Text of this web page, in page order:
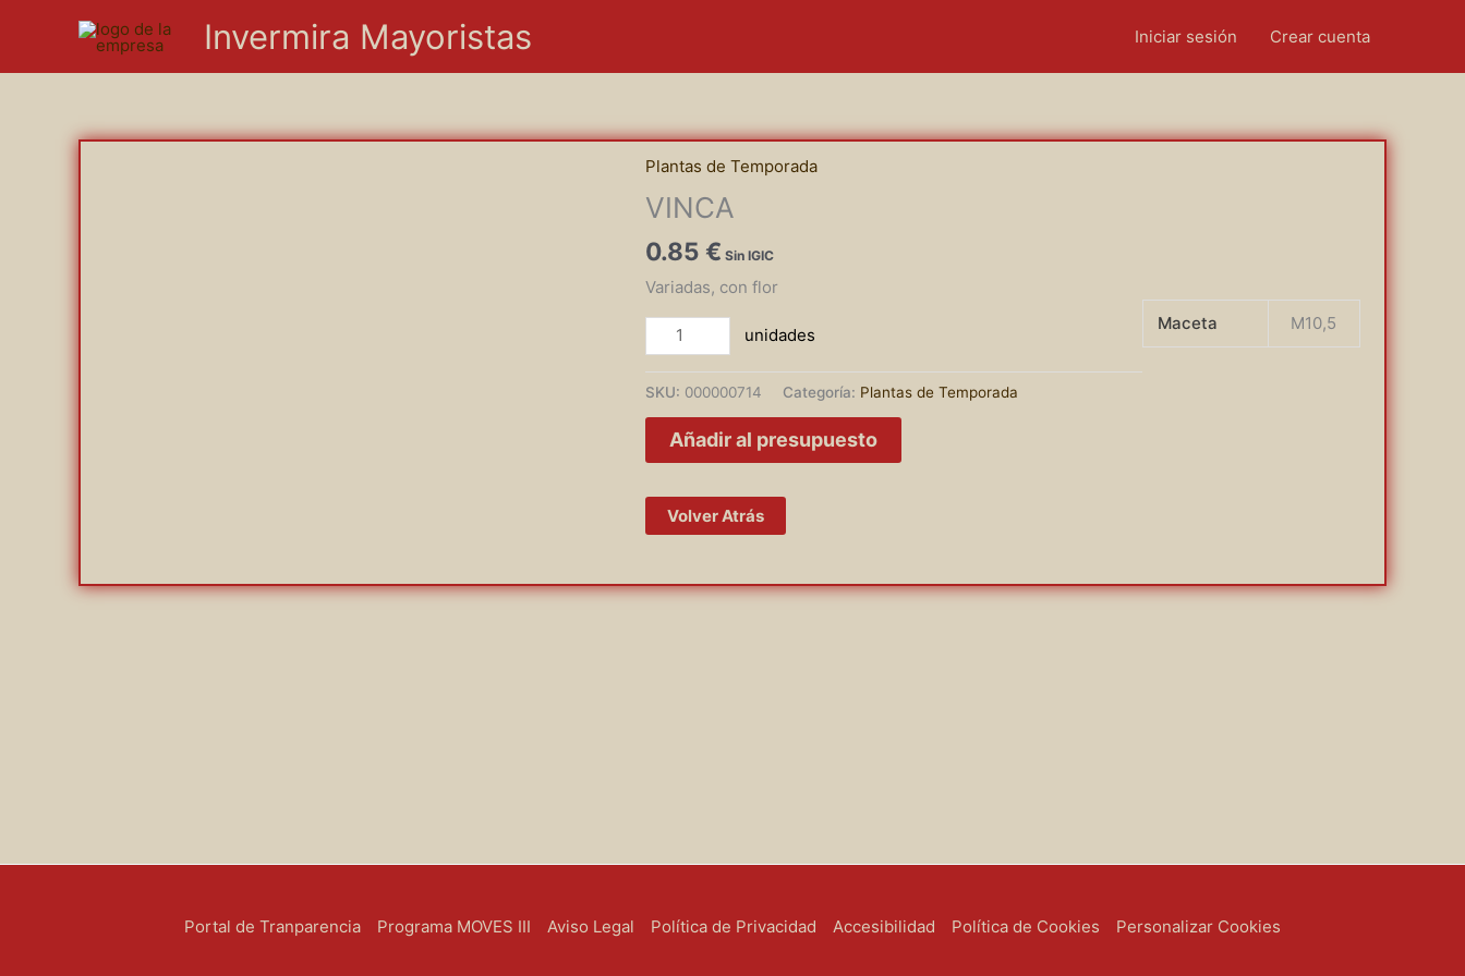
Invermira Mayoristas Iniciar sesión Crear cuenta
Plantas de Temporada
VINCA
0.85 €
Variadas, con flor
VINCA
cantidad
SKU: 000000714 Categoría: Plantas de Temporada
Añadir al presupuesto
Volver Atrás
Maceta M10,5
Portal de Tranparencia Programa MOVES III Aviso Legal Política de Privacidad Accesibilidad Política de Cookies Personalizar Cookies